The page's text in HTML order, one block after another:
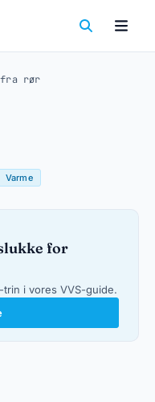
fra rør
Varme
for
i vores VVS-guide.